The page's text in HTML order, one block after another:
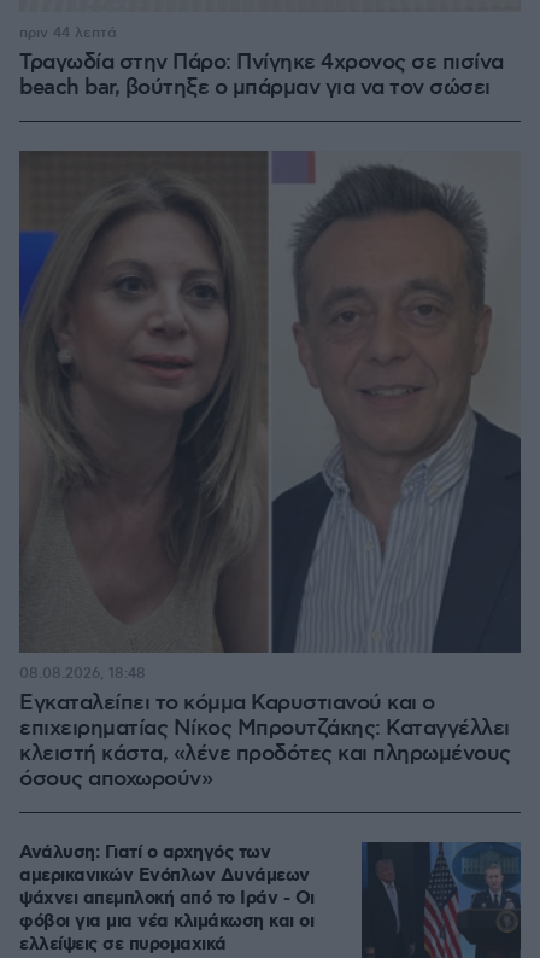
Τραγωδία στην Πάρο: Πνίγηκε 4χρονος σε πισίνα
beach bar, βούτηξε ο μπάρμαν για να τον σώσει
πριν 44 λεπτά
Εγκαταλείπει το κόμμα Καρυστιανού και ο
επιχειρηματίας Νίκος Μπρουτζάκης: Καταγγέλλει
κλειστή κάστα, «λένε προδότες και πληρωμένους
όσους αποχωρούν»
08.08.2026, 18:48
Ανάλυση: Γιατί ο αρχηγός των
αμερικανικών Ενόπλων Δυνάμεων
ψάχνει απεμπλοκή από το Ιράν - Οι
φόβοι για μια νέα κλιμάκωση και οι
ελλείψεις σε πυρομαχικά